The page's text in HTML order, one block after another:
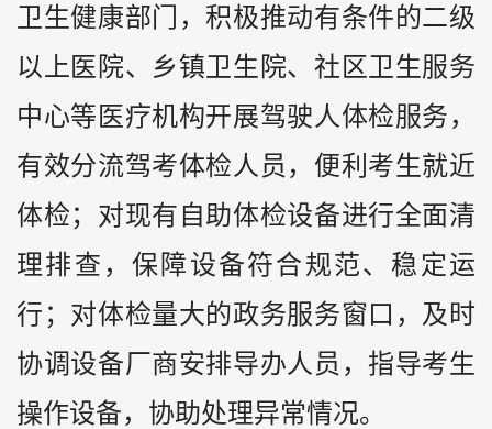
卫生健康部门，积极推动有条件的二级
以上医院、乡镇卫生院、社区卫生服务
中心等医疗机构开展驾驶人体检服务，
有效分流驾考体检人员，便利考生就近
体检；对现有自助体检设备进行全面清
理排查，保障设备符合规范、稳定运
行；对体检量大的政务服务窗口，及时
协调设备厂商安排导办人员，指导考生
操作设备，协助处理异常情况。